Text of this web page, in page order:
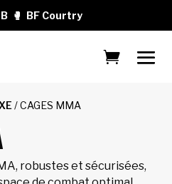
🥊 BF Courtry
/ CAGES MMA
robustes et sécurisées,